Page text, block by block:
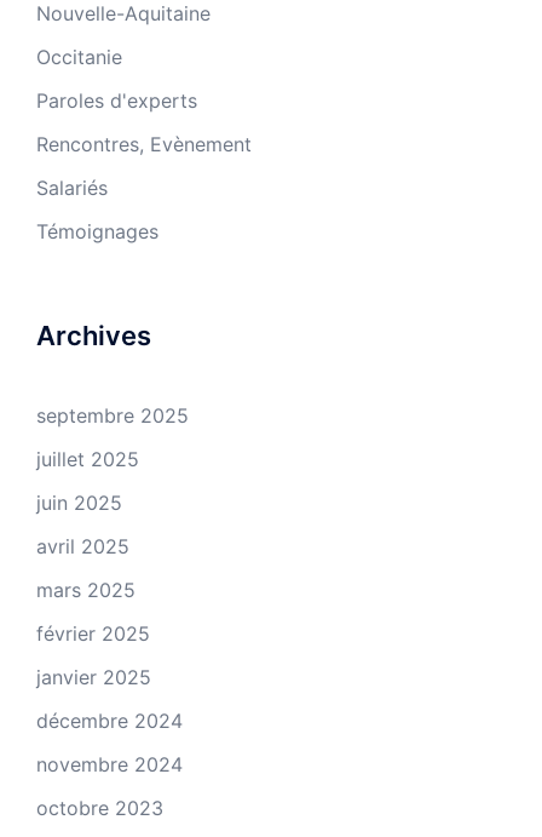
Nouvelle-Aquitaine
Occitanie
Paroles d'experts
Rencontres, Evènement
Salariés
Témoignages
Archives
septembre 2025
juillet 2025
juin 2025
avril 2025
mars 2025
février 2025
janvier 2025
décembre 2024
novembre 2024
octobre 2023